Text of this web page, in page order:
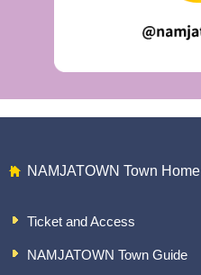
NAMJATOWN Town Home
Ticket and Access
NAMJATOWN Town Guide